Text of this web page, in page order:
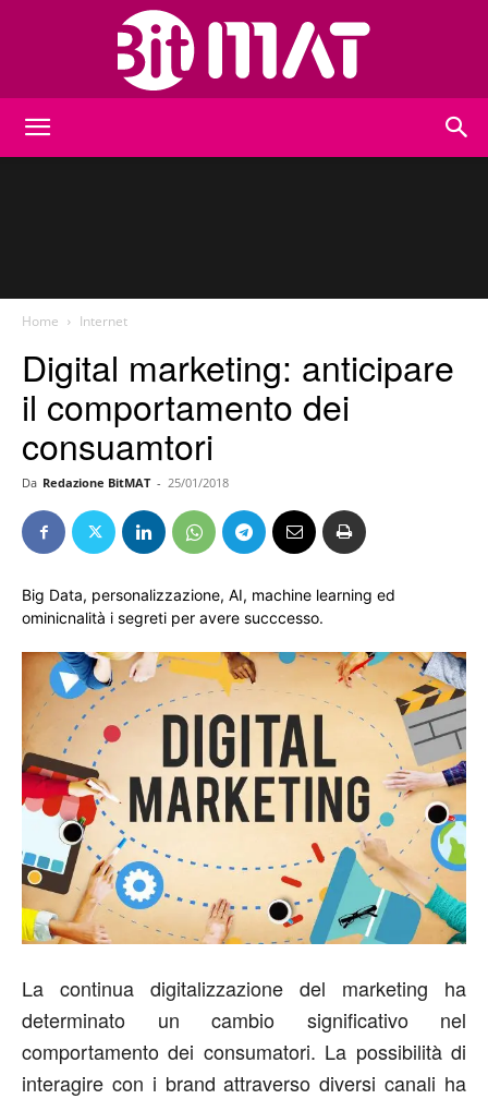
Home Internet
Digital marketing: anticipare
il comportamento dei
consuamtori
Da Redazione BitMAT - 25/01/2018
Big Data, personalizzazione, AI, machine learning ed
ominicnalità i segreti per avere succcesso.
La continua digitalizzazione del marketing ha
determinato un cambio significativo nel
comportamento dei consumatori. La possibilità di
interagire con i brand attraverso diversi canali ha